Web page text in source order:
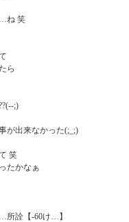
ね 笑
ら
;)
が出来なかった(;_;)
笑
たかなぁ
所詮【-60け…】